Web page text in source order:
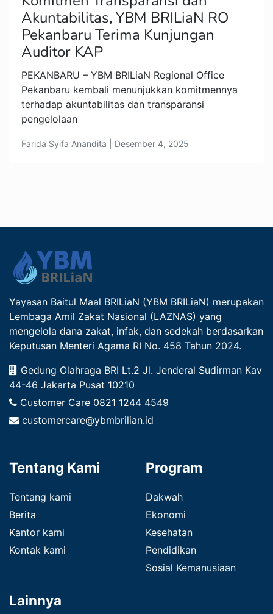
Akuntabilitas, YBM BRILiaN RO
Pekanbaru Terima Kunjungan
Auditor KAP
PEKANBARU – YBM BRILiaN Regional Office
Pekanbaru kembali menunjukkan komitmennya
terhadap akuntabilitas dan transparansi
pengelolaan
Farida Syifa Anandita | Desember 4, 2025
Yayasan Baitul Maal BRILiaN (YBM BRILiaN) merupakan
Lembaga Amil Zakat Nasional (LAZNAS) yang
mengelola dana zakat, infak, dan sedekah berdasarkan
Keputusan Menteri Agama RI No. 458 Tahun 2024.
Gedung Olahraga BRI Lt.2 Jl. Jenderal Sudirman Kav
44-46 Jakarta Pusat 10210
Customer Care 0821 1244 4549
customercare@ybmbrilian.id
Tentang Kami
Tentang kami
Berita
Kantor kami
Kontak kami
Program
Dakwah
Ekonomi
Kesehatan
Pendidikan
Sosial Kemanusiaan
Lainnya